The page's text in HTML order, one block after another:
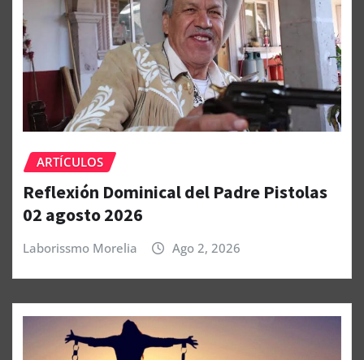
ARTÍCULOS
Reflexión Dominical del Padre Pistolas
02 agosto 2026
Laborissmo Morelia Ago 2, 2026